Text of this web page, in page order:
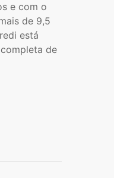
e com o
de 9,5
está
de